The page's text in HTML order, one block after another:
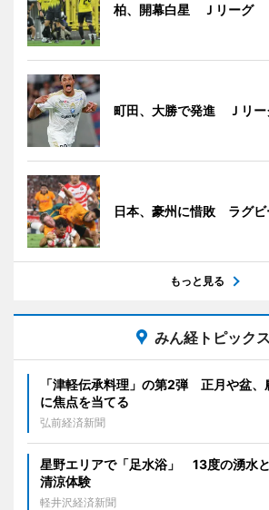
柏、開幕白星 Ｊリーグ
町田、大勝で発進 Ｊリー
日本、豪州に惜敗 ラグビ
もっと見る
みん経トピックス
「津軽伝承料理」の第2弾 正月や盆、
に焦点を当てる
弘前経済新聞
星野エリアで「足水浴」 13度の湧水
清涼体験
軽井沢経済新聞